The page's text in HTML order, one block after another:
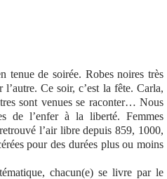
tenue de soirée. Robes noires très
Ce soir, c’est la fête. Carla,
sont venues se raconter… Nous
de l’enfer à la liberté. Femmes
l’air libre depuis 859, 1000,
pour des durées plus ou moins
chacun(e) se livre par le